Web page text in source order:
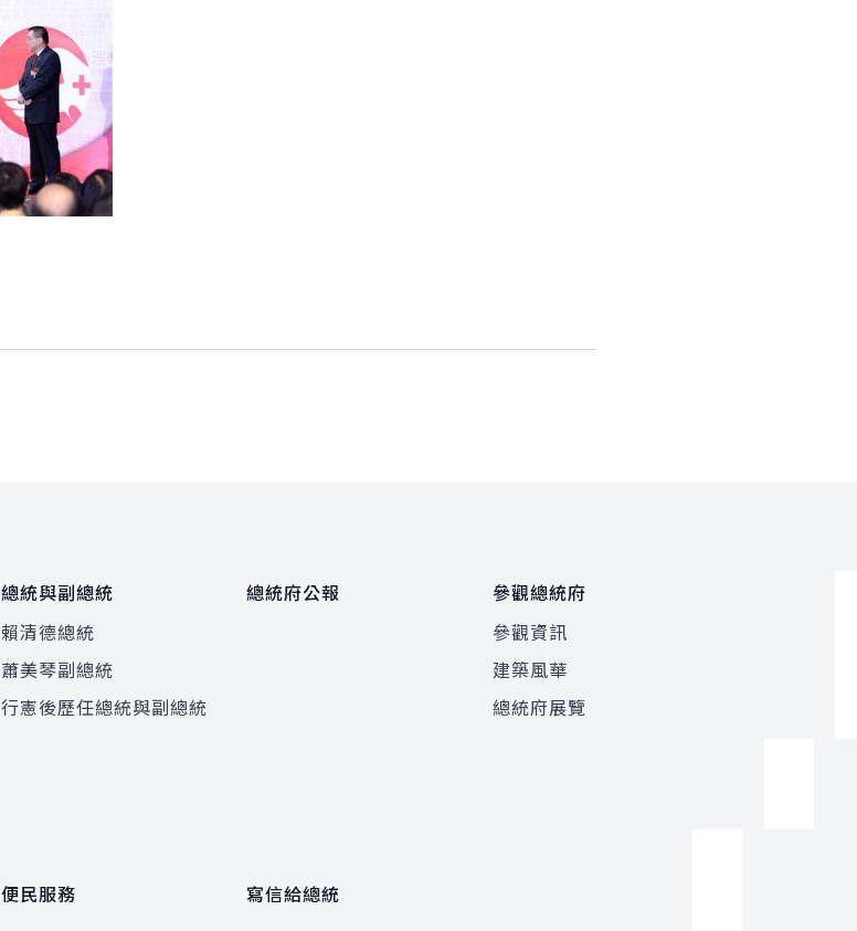
總統與副總統
賴清德總統
蕭美琴副總統
行憲後歷任總統與副總統
總統府公報
參觀總統府
參觀資訊
建築風華
總統府展覽
便民服務 寫信給總統